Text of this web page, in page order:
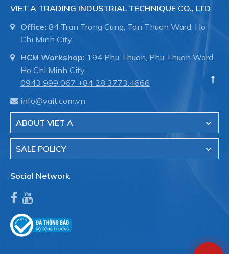
VIET A TRADING INDUSTRIAL TECHNIQUE CO., LTD
Office: 84 Tran Trong Cung, Tan Thuan Ward, Ho
Chi Minh City
HCM Workshop: 194 Phu Thuan, Phu Thuan Ward,
Ho Chi Minh City
0943 999 067 +84 28 3773.4666
info@vait.com.vn
ABOUT VIET A
SALE POLICY
Social Network